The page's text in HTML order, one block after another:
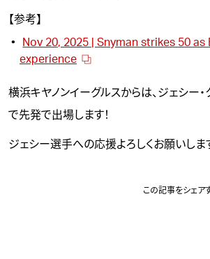
【参考】
Nov 20, 2025 | Snyman strikes 50
experience
横浜キヤノンイーグルスからは、 ジェシー・
で先発で出場します！
ジェシー選手への応援よろしくお願いしま
この記事をシェア